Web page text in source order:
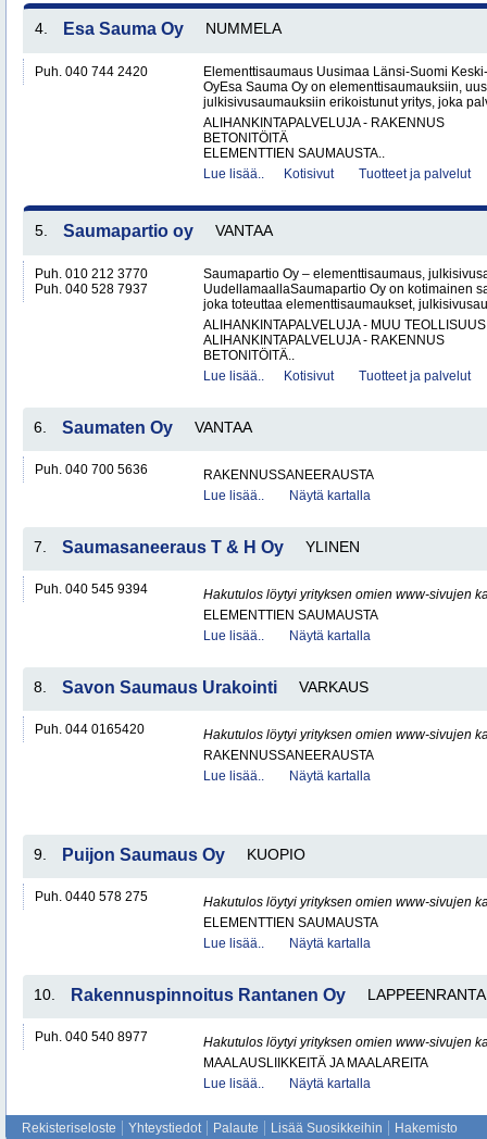
4. Esa Sauma Oy NUMMELA
Puh. 040 744 2420
Elementtisaumaus Uusimaa Länsi-Suomi
OyEsa Sauma Oy on elementtisaumauksiin,
julkisivusaumauksiin erikoistunut yritys, joka
ALIHANKINTAPALVELUJA - RAKENNUS
BETONITÖITÄ
ELEMENTTIEN SAUMAUSTA..
Lue lisää..
Kotisivut Tuotteet ja palvelut
5. Saumapartio oy VANTAA
Puh. 010 212 3770
Puh. 040 528 7937
Saumapartio Oy – elementtisaumaus,
UudellamaallaSaumapartio Oy on kotimainen
joka toteuttaa elementtisaumaukset,
ALIHANKINTAPALVELUJA - MUU TEOLLISUUS
ALIHANKINTAPALVELUJA - RAKENNUS
BETONITÖITÄ..
Lue lisää..
Kotisivut Tuotteet ja palvelut
6. Saumaten Oy VANTAA
Puh. 040 700 5636
RAKENNUSSANEERAUSTA
Lue lisää..
Näytä kartalla
7. Saumasaneeraus T & H Oy YLINEN
Puh. 040 545 9394
Hakutulos löytyi yrityksen omien www-sivujen
ELEMENTTIEN SAUMAUSTA
Lue lisää..
Näytä kartalla
8. Savon Saumaus Urakointi VARKAUS
Puh. 044 0165420
Hakutulos löytyi yrityksen omien www-sivujen
RAKENNUSSANEERAUSTA
Lue lisää..
Näytä kartalla
9. Puijon Saumaus Oy KUOPIO
Puh. 0440 578 275
Hakutulos löytyi yrityksen omien www-sivujen
ELEMENTTIEN SAUMAUSTA
Lue lisää..
Näytä kartalla
10. Rakennuspinnoitus Rantanen Oy LAPPEENRANTA
Puh. 040 540 8977
Hakutulos löytyi yrityksen omien www-sivujen
MAALAUSLIIKKEITÄ JA MAALAREITA
Lue lisää..
Näytä kartalla
Rekisteriseloste Yhteystiedot Palaute Lisää Suosikkeihin Hakemisto